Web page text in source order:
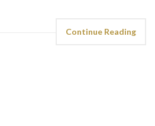
Continue Reading